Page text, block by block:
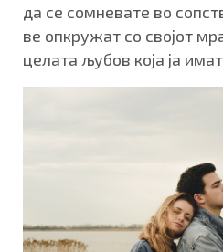
да се сомневате во
ве опкружат со својот
целата љубов која ја